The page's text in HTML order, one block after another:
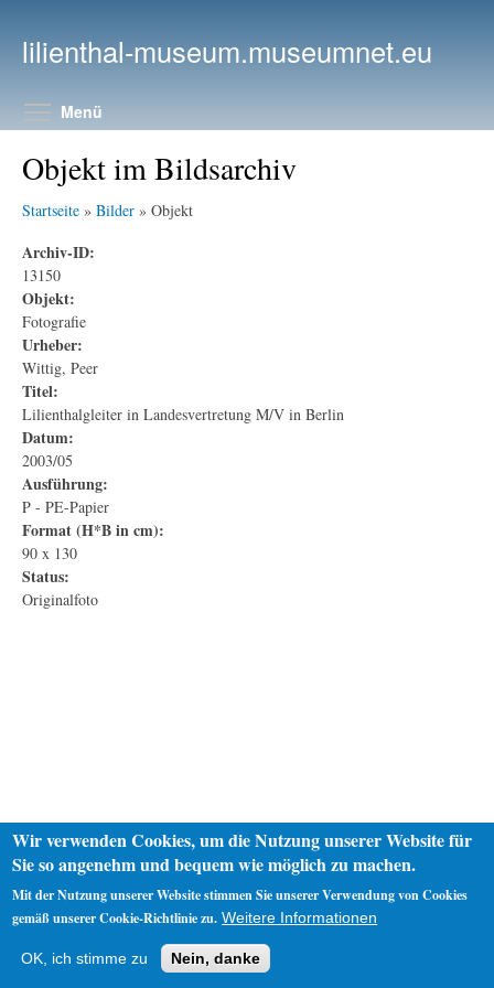
lilienthal-museum.museumnet.eu
Menü
Objekt im Bildsarchiv
Startseite » Bilder » Objekt
Archiv-ID:
13150
Objekt:
Fotografie
Urheber:
Wittig, Peer
Titel:
Lilienthalgleiter in Landesvertretung M/V in Berlin
Datum:
2003/05
Ausführung:
P - PE-Papier
Format (H*B in cm):
90 x 130
Status:
Originalfoto
Impressum
Wir verwenden Cookies, um die Nutzung unserer Website für
Sie so angenehm und bequem wie möglich zu machen.
Mit der Nutzung unserer Website stimmen Sie unserer Verwendung von Cookies
gemäß unserer Cookie-Richtlinie zu. Weitere Informationen
OK, ich stimme zu Nein, danke